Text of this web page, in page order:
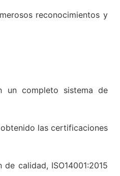
reconocimientos y
un completo sistema de
las certificaciones
calidad, ISO14001:2015